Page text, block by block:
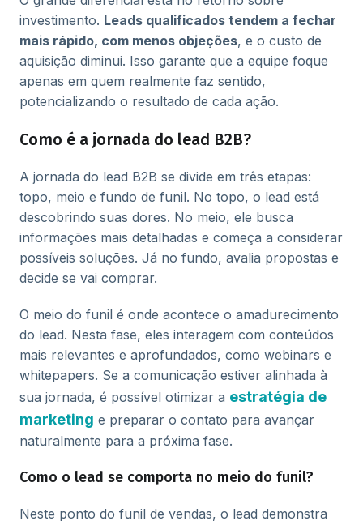
investimento. Leads qualificados tendem a fechar
mais rápido, com menos objeções, e o custo de
aquisição diminui. Isso garante que a equipe foque
apenas em quem realmente faz sentido,
potencializando o resultado de cada ação.
Como é a jornada do lead B2B?
A jornada do lead B2B se divide em três etapas:
topo, meio e fundo de funil. No topo, o lead está
descobrindo suas dores. No meio, ele busca
informações mais detalhadas e começa a considerar
possíveis soluções. Já no fundo, avalia propostas e
decide se vai comprar.
O meio do funil é onde acontece o amadurecimento
do lead. Nesta fase, eles interagem com conteúdos
mais relevantes e aprofundados, como webinars e
whitepapers. Se a comunicação estiver alinhada à
sua jornada, é possível otimizar a estratégia de
marketing e preparar o contato para avançar
naturalmente para a próxima fase.
Como o lead se comporta no meio do funil?
Neste ponto do funil de vendas, o lead demonstra